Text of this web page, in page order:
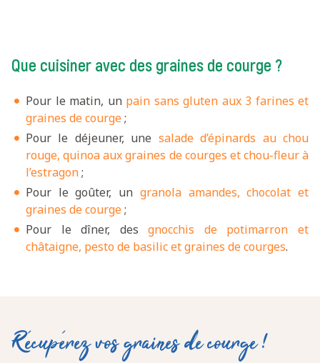
Que cuisiner avec des graines de courge ?
Pour le matin, un pain sans gluten aux 3 farines et
graines de courge;
Pour le déjeuner, une salade d’épinards au chou
rouge, quinoa aux graines de courges et chou-fleur à
l’estragon;
Pour le goûter, un granola amandes, chocolat et
graines de courge;
Pour le dîner, desgnocchis de potimarron et
châtaigne, pesto de basilic et graines de courges.
Récupérez vos graines de courge !